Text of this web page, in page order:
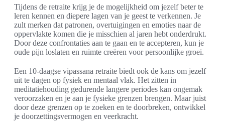
Tijdens de retraite krijg je de mogelijkheid om jezelf beter te
leren kennen en diepere lagen van je geest te verkennen. Je
zult merken dat patronen, overtuigingen en emoties naar de
oppervlakte komen die je misschien al jaren hebt onderdrukt.
Door deze confrontaties aan te gaan en te accepteren, kun je
oude pijn loslaten en ruimte creëren voor persoonlijke groei.
Een 10-daagse vipassana retraite biedt ook de kans om jezelf
uit te dagen op fysiek en mentaal vlak. Het zitten in
meditatiehouding gedurende langere periodes kan ongemak
veroorzaken en je aan je fysieke grenzen brengen. Maar juist
door deze grenzen op te zoeken en te doorbreken, ontwikkel
je doorzettingsvermogen en veerkracht.